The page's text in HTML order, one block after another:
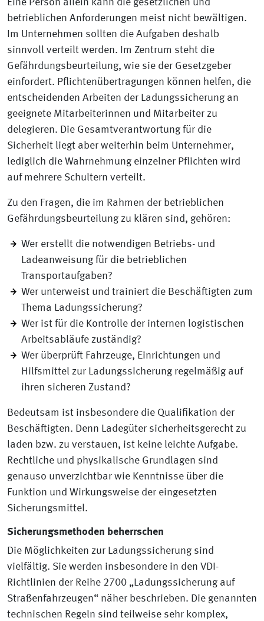
Eine Person allein kann die gesetzlichen und
betrieblichen Anforderungen meist nicht bewältigen.
Im Unternehmen sollten die Aufgaben deshalb
sinnvoll verteilt werden. Im Zentrum steht die
Gefährdungsbeurteilung, wie sie der Gesetzgeber
einfordert. Pflichtenübertragungen können helfen, die
entscheidenden Arbeiten der Ladungssicherung an
geeignete Mitarbeiterinnen und Mitarbeiter zu
delegieren. Die Gesamtverantwortung für die
Sicherheit liegt aber weiterhin beim Unternehmer,
lediglich die Wahrnehmung einzelner Pflichten wird
auf mehrere Schultern verteilt.
Zu den Fragen, die im Rahmen der betrieblichen
Gefährdungsbeurteilung zu klären sind, gehören:
Wer erstellt die notwendigen Betriebs- und
Ladeanweisung für die betrieblichen
Transportaufgaben?
Wer unterweist und trainiert die Beschäftigten zum
Thema Ladungssicherung?
Wer ist für die Kontrolle der internen logistischen
Arbeitsabläufe zuständig?
Wer überprüft Fahrzeuge, Einrichtungen und
Hilfsmittel zur Ladungssicherung regelmäßig auf
ihren sicheren Zustand?
Bedeutsam ist insbesondere die Qualifikation der
Beschäftigten. Denn Ladegüter sicherheitsgerecht zu
laden bzw. zu verstauen, ist keine leichte Aufgabe.
Rechtliche und physikalische Grundlagen sind
genauso unverzichtbar wie Kenntnisse über die
Funktion und Wirkungsweise der eingesetzten
Sicherungsmittel.
Sicherungsmethoden beherrschen
Die Möglichkeiten zur Ladungssicherung sind
vielfältig. Sie werden insbesondere in den VDI-
Richtlinien der Reihe 2700 „Ladungssicherung auf
Straßenfahrzeugen“ näher beschrieben. Die genannten
technischen Regeln sind teilweise sehr komplex,